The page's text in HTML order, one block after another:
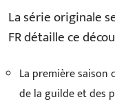
La série originale
FR détaille ce
La première saison
de la guilde et des